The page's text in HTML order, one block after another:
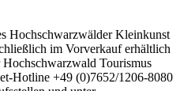
Hochschwarzwälder Kleinkunst
im Vorverkauf erhältlich
Tourismus
Hotline +49 (0)7652/1206-8080